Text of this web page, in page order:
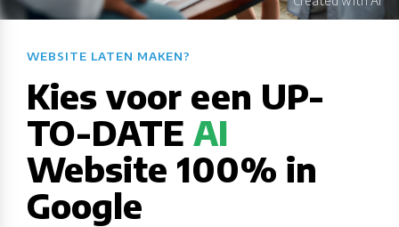
WEBSITE LATEN MAKEN?​​​​​​​​​​​​​​
Kies voor een UP-
TO-DATE AI
Website 100% in
Google